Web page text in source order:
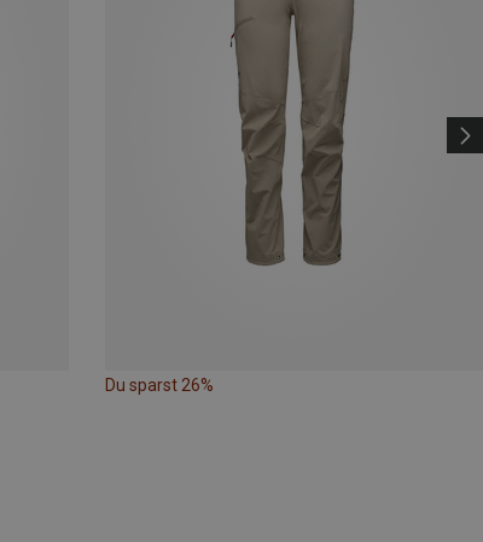
Du sparst 26%